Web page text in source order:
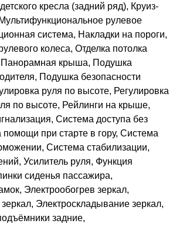
кресла (задний ряд), Круиз-
рулевое
система, Накладки на пороги,
колеса, Отделка потолка
Панорамная крыша, Подушка
Подушка безопасности
руля по высоте, Регулировка
по высоте, Рейлинги на крыше,
Система доступа без
при старте в гору, Система
Система стабилизации,
Усилитель руля, Функция
сиденья пассажира,
Электрообогрев зеркал,
Электроскладывание зеркал,
задние,